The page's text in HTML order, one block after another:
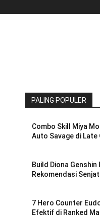
PALING POPULER
Combo Skill Miya
Auto Savage di Late
Build Diona
Rekomendasi
7 Hero Counter
Efektif di Ranked